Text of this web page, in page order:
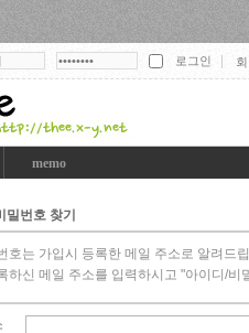
memo
밀번호 찾기
호는 가입시 등록한 메일 주소로 알려드
하신 메일 주소를 입력하시고 "아이디/비